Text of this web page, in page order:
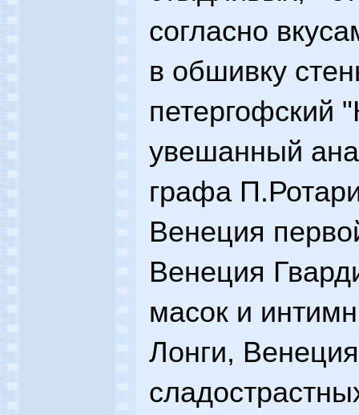
согласно
в обшивку
петергофский
увешанный
графа
Венеция
Венеция
масок и
Лонги,